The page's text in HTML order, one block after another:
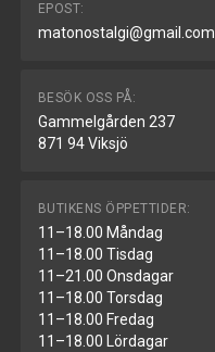
EPOST:
matonostalgi@gmail.com
BESÖK OSS PÅ:
Gammelgården 237
871 94 Viksjö
BUTIKENS ÖPPETTIDER:
11–18.00 Måndag
11–18.00 Tisdag
11–21.00 Onsdagar
11–18.00 Torsdag
11–18.00 Fredag
11–18.00 Lördagar